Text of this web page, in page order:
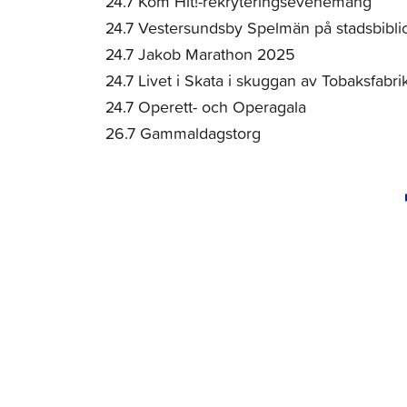
24.7 Vestersundsby Spelmän på
24.7 Jakob Marathon 2025
24.7 Livet i Skata i skuggan av
24.7 Operett- och Operagala
26.7 Gammaldagstorg